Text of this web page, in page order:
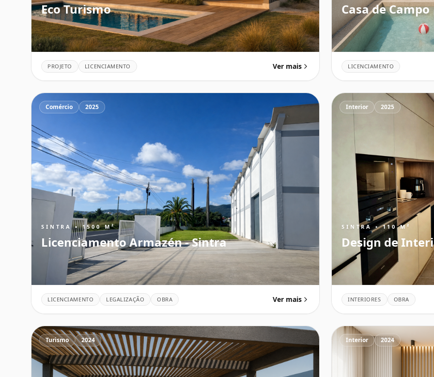
Eco Turismo
PROJETO LICENCIAMENTO Ver mais
Casa de Campo
LICENCIAMENTO
Comércio 2025
SINTRA • 1500 M²
Licenciamento Armazén - Sintra
LICENCIAMENTO LEGALIZAÇÃO OBRA Ver mais
Interior 2025
SINTRA • 110 M²
Design de
INTERIORES OBRA
Turismo 2024 Interior 2024